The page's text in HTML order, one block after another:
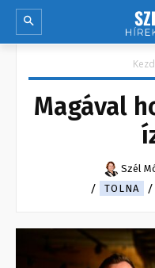
Magával
Szél
TOLNA